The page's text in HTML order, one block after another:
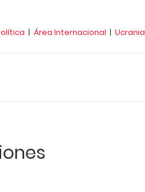
| Área Internacional | Ucrania